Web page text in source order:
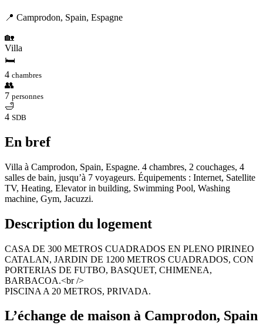
📍 Camprodon, Spain, Espagne
🏡
Villa
🛏
4 chambres
👥
7 personnes
🛁
4 SDB
En bref
Villa à Camprodon, Spain, Espagne. 4 chambres, 2 couchages, 4
salles de bain, jusqu’à 7 voyageurs. Équipements : Internet, Satellite
TV, Heating, Elevator in building, Swimming Pool, Washing
machine, Gym, Jacuzzi.
Description du logement
CASA DE 300 METROS CUADRADOS EN PLENO PIRINEO
CATALAN, JARDIN DE 1200 METROS CUADRADOS, CON
PORTERIAS DE FUTBO, BASQUET, CHIMENEA,
BARBACOA.<br />
PISCINA A 20 METROS, PRIVADA.
L’échange de maison à Camprodon, Spain